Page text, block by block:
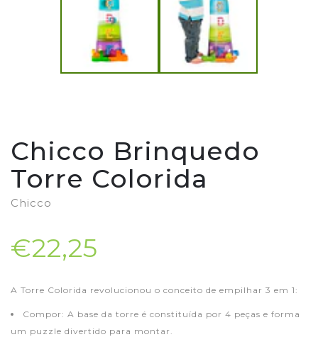
Chicco Brinquedo
Torre Colorida
Chicco
€22,25
A Torre Colorida revolucionou o conceito de empilhar 3 em 1:
Compor: A base da torre é constituída por 4 peças e forma
um puzzle divertido para montar.